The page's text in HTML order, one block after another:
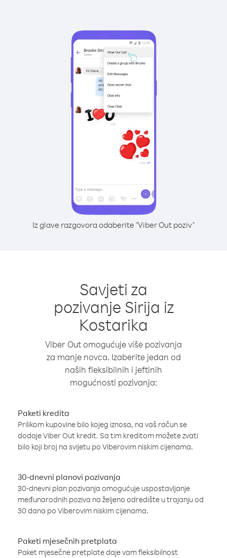
Iz glave razgovora odaberite "Viber Out poziv"
Savjeti za
pozivanje Sirija iz
Kostarika
Viber Out omogućuje više pozivanja
za manje novca. Izaberite jedan od
naših fleksibilnih i jeftinih
mogućnosti pozivanja:
Paketi kredita
Prilikom kupovine bilo kojeg iznosa, na vaš račun se
dodaje Viber Out kredit. Sa tim kreditom možete zvati
bilo koji broj na svijetu po Viberovim niskim cijenama.
30-dnevni planovi pozivanja
30-dnevni plan pozivanja omogućuje uspostavljanje
međunarodnih poziva na željeno odredište u trajanju od
30 dana po Viberovim niskim cijenama.
Paketi mjesečnih pretplata
Paket mjesečne pretplate daje vam fleksibilnost